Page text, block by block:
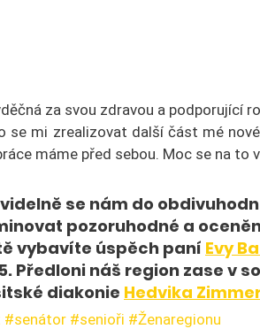
za svou zdravou a podporující
se mi zrealizovat další část mé
máme před sebou. Moc se na to
se nám do
pozoruhodné a
vybavíte úspěch paní Evy
Předloni náš region zase v
diakonie Hedvika
#senátor #senioři #Ženaregionu